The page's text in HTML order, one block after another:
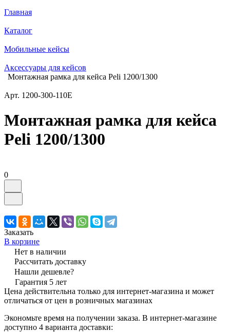
Главная
Каталог
Мобильные кейсы
Аксессуары для кейсов
Монтажная рамка для кейса Peli 1200/1300
Арт. 1200-300-110E
Монтажная рамка для кейса
Peli 1200/1300
0
Заказать
В корзине
Нет в наличии
Рассчитать доставку
Нашли дешевле?
Гарантия 5 лет
Цена действительна только для интернет-магазина и может
отличаться от цен в розничных магазинах
Экономьте время на получении заказа. В интернет-магазине
доступно 4 варианта доставки: